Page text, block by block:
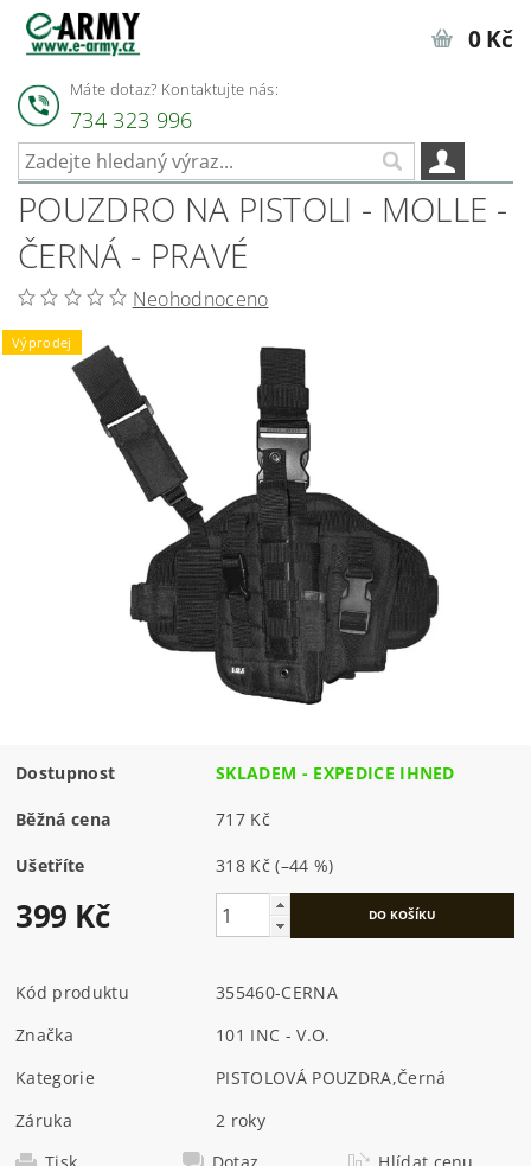
Máte dotaz? Kontaktujte nás:
734 323 996
0 Kč
POUZDRO NA PISTOLI - MOLLE -
ČERNÁ - PRAVÉ
Neohodnoceno
Výprodej
Dostupnost SKLADEM - EXPEDICE IHNED
Běžná cena 717 Kč
Ušetříte 318 Kč(–44 %)
399 Kč
Kód produktu
355460-CERNA
Značka
101 INC - V.O.
Kategorie
PISTOLOVÁ POUZDRA,Černá
Záruka
2 roky
Tisk
Dotaz
Hlídat cenu